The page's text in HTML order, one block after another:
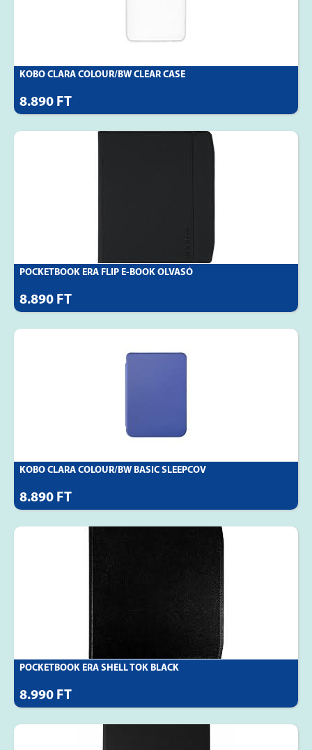
KOBO CLARA COLOUR/BW CLEAR CASE
8.890 FT
POCKETBOOK ERA FLIP E-BOOK OLVASÓ
8.890 FT
KOBO CLARA COLOUR/BW BASIC SLEEPCOV
8.890 FT
POCKETBOOK ERA SHELL TOK BLACK
8.990 FT